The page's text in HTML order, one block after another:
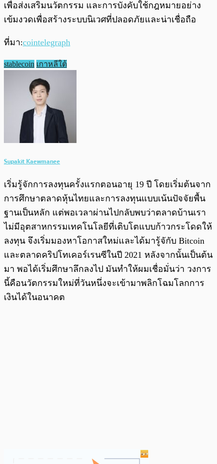
เพื่อส่งเสริมนวัตกรรม และการบังคับใช้กฎหมายอย่าง
เข้มงวดเพื่อสร้างระบบนิเวศที่ปลอดภัยและน่าเชื่อถือ
ที่มา:cointelegraph
stablecoin เกาหลีใต้
Supakit Kaewmanee
เริ่มรู้จักการลงทุนครั้งแรกตอนอายุ 19 ปี โดยเริ่มต้นจาก
การศึกษาตลาดหุ้นไทยและการลงทุนแบบเน้นปัจจัยพื้น
ฐานเป็นหลัก แต่พอเวลาผ่านไปกลับพบว่าตลาดบ้านเรา
ไม่มีอุตสาหกรรมเทคโนโลยีที่เติบโตแบบก้าวกระโดดให้
ลงทุน จึงเริ่มมองหาโอกาสใหม่และได้มารู้จักับ Bitcoin
และตลาดคริปโทเคอร์เรนซีในปี 2021 หลังจากนั้นเป็นต้น
มา พอได้เริ่มศึกษาลึกลงไป มันทำให้ผมเชื่อมั่นว่า วงการ
นี้คือนวัตกรรมใหม่ที่วันหนึ่งจะเข้ามาพลิกโฉมโลกการ
เงินได้ในอนาคต